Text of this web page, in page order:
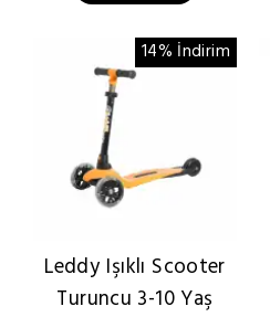
14% İndirim
Leddy Işıklı Scooter
Turuncu 3-10 Yaş